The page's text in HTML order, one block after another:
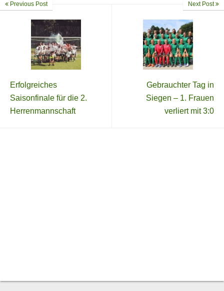
Previous Post
Erfolgreiches
Saisonfinale für die 2.
Herrenmannschaft
Next Post
Gebrauchter Tag in
Siegen – 1. Frauen
verliert mit 3:0